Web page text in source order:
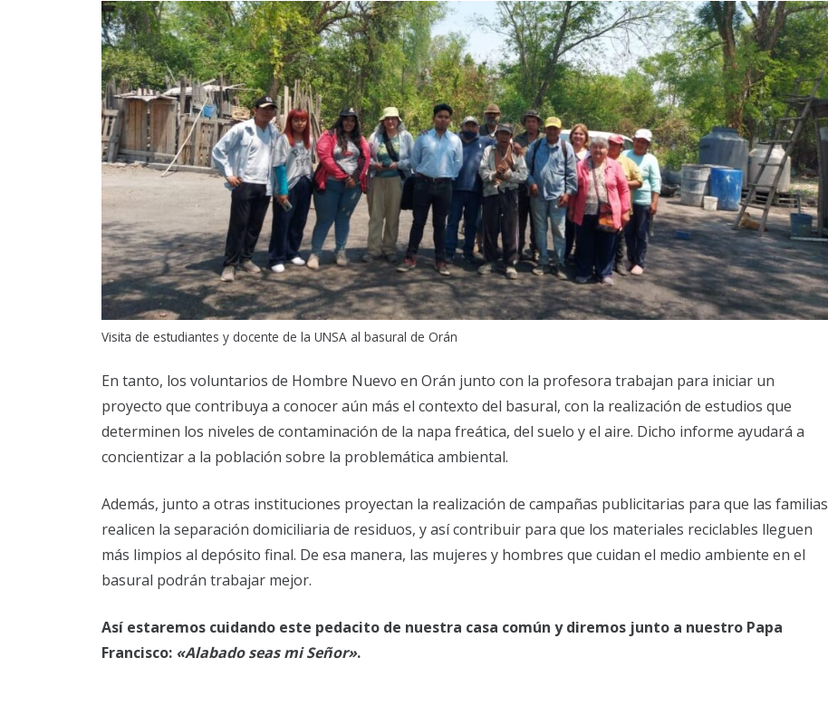
Visita de estudiantes y docente de la UNSA al basural de Orán
En tanto, los voluntarios de Hombre Nuevo en Orán junto con la profesora trabajan para iniciar un
proyecto que contribuya a conocer aún más el contexto del basural, con la realización de estudios que
determinen los niveles de contaminación de la napa freática, del suelo y el aire. Dicho informe ayudará a
concientizar a la población sobre la problemática ambiental.
Además, junto a otras instituciones proyectan la realización de campañas publicitarias para que las familias
realicen la separación domiciliaria de residuos, y así contribuir para que los materiales reciclables lleguen
más limpios al depósito final. De esa manera, las mujeres y hombres que cuidan el medio ambiente en el
basural podrán trabajar mejor.
Así estaremos cuidando este pedacito de nuestra casa común y diremos junto a nuestro Papa
Francisco: «Alabado seas mi Señor».